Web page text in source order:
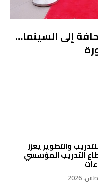
إلى السينما…
والتطوير يعزز
التدريب المؤسسي